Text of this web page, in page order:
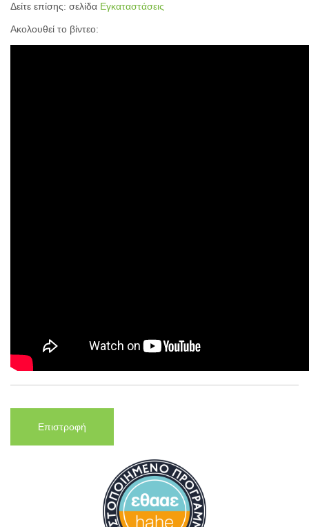
Δείτε επίσης: σελίδα Εγκαταστάσεις
Ακολουθεί το βίντεο:
Επιστροφή